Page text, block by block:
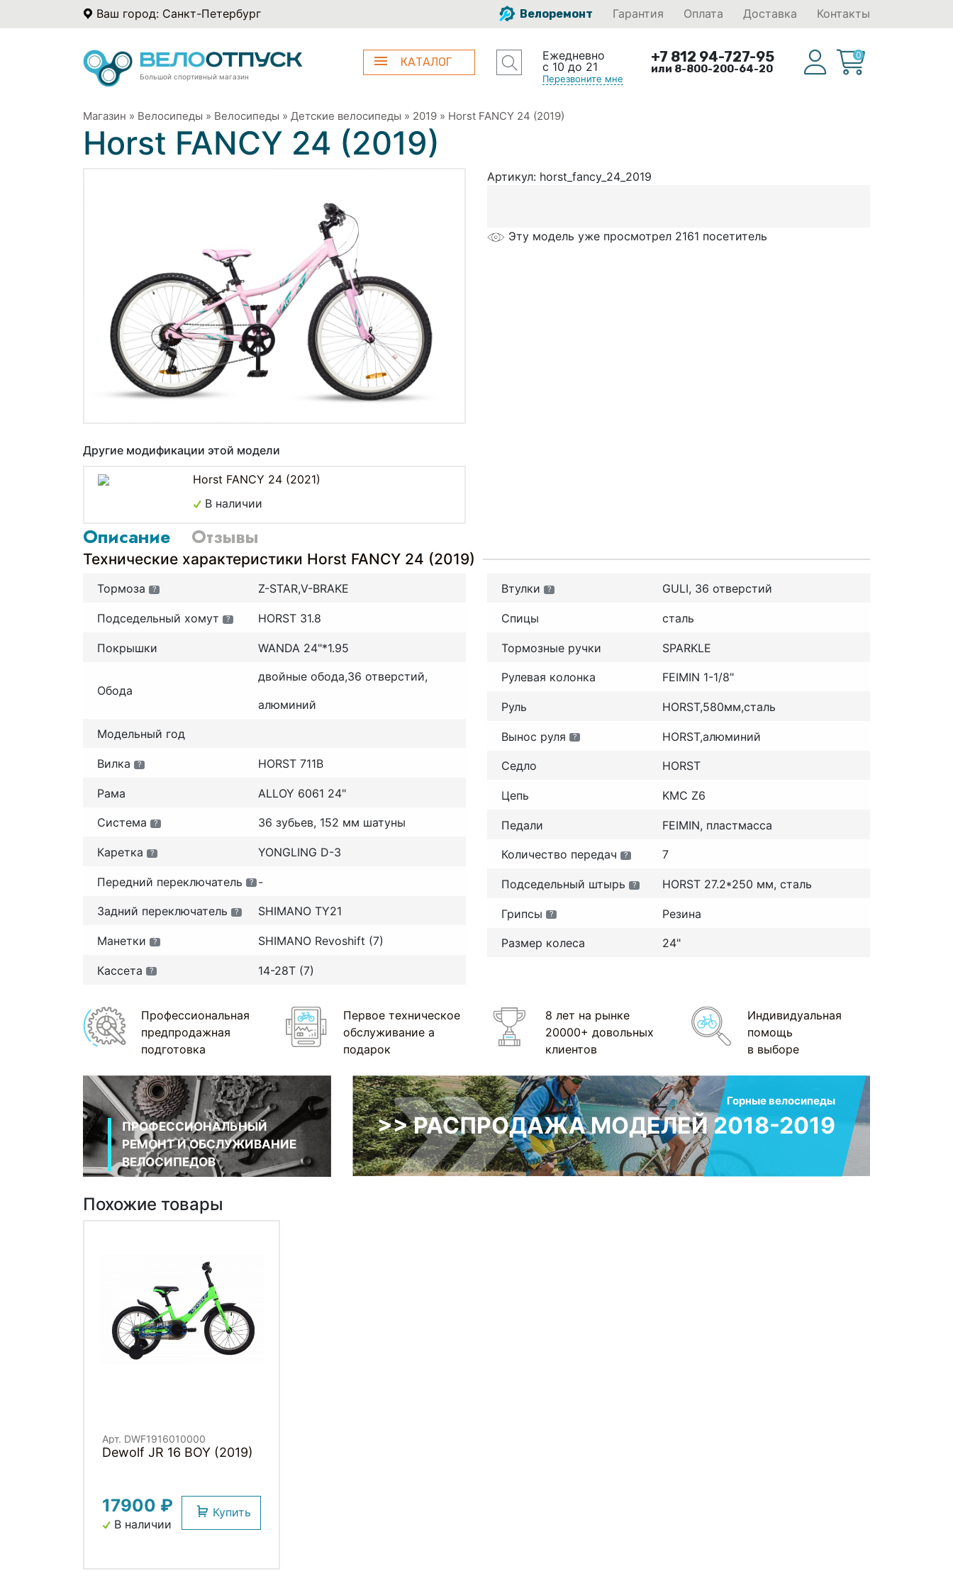
Ваш город: Санкт-Петербург Велоремонт Гарантия Оплата Доставка Контакты
Большой спортивный магазин
КАТАЛОГ
Ежедневно
с 10 до 21
Перезвоните мне
+7 812 94-727-95
или 8-800-200-64-20
0
Магазин » Велосипеды » Велосипеды » Детские велосипеды » 2019 » Horst FANCY 24 (2019)
Horst FANCY 24 (2019)
Другие модификации этой модели
Horst FANCY 24 (2021)
В наличии
Артикул: horst_fancy_24_2019
Эту модель уже просмотрел 2161 посетитель
Описание Отзывы
Технические характеристики Horst FANCY 24 (2019)
Тормоза ? Z-STAR,V-BRAKE
Подседельный хомут ? HORST 31.8
Покрышки WANDA 24"*1.95
Обода
двойные обода,36 отверстий,
алюминий
Модельный год
Вилка ? HORST 711B
Рама ALLOY 6061 24"
Система ? 36 зубьев, 152 мм шатуны
Каретка ? YONGLING D-3
Передний переключатель ? -
Задний переключатель ? SHIMANO TY21
Манетки ? SHIMANO Revoshift (7)
Кассета ? 14-28T (7)
Втулки ? GULI, 36 отверстий
Спицы сталь
Тормозные ручки SPARKLE
Рулевая колонка FEIMIN 1-1/8"
Руль HORST,580мм,сталь
Вынос руля ? HORST,алюминий
Седло HORST
Цепь KMC Z6
Педали FEIMIN, пластмасса
Количество передач ? 7
Подседельный штырь ? HORST 27.2*250 мм, сталь
Грипсы ? Резина
Размер колеса 24"
Профессиональная
предпродажная
подготовка
Первое техническое
обслуживание а
подарок
8 лет на рынке
20000+ довольных
клиентов
Индивидуальная
помощь
в выборе
ПРОФЕССИОНАЛЬНЫЙ
РЕМОНТ И ОБСЛУЖИВАНИЕ
ВЕЛОСИПЕДОВ
Горные велосипеды
>> РАСПРОДАЖА МОДЕЛЕЙ 2018-2019
Похожие товары
Арт. DWF1916010000
Dewolf JR 16 BOY (2019)
17900 ₽
В наличии
Купить